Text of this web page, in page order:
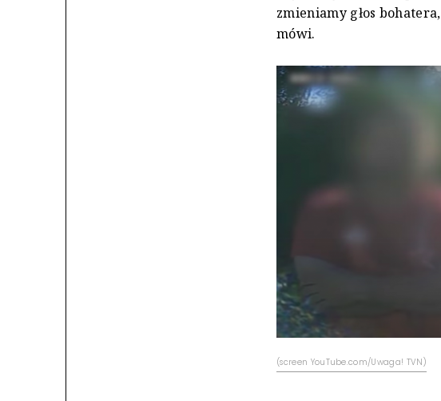
zmieniamy głos
mówi.
(screen YouTube.com/Uwaga! TVN)